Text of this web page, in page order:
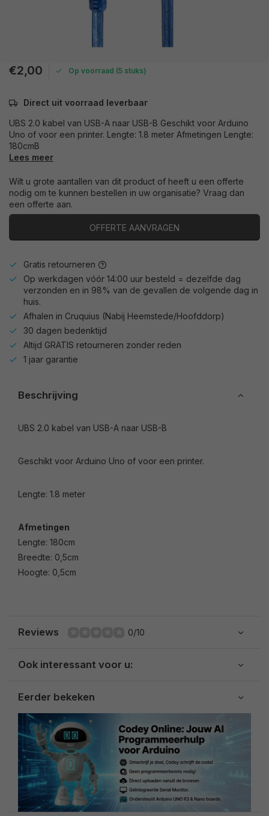
€2,00 Op voorraad (5 stuks)
Direct uit voorraad leverbaar
UBS 2.0 kabel van USB-A naar USB-B Geschikt voor Arduino
Uno of voor een printer. Lengte: 1.8 meter Afmetingen Lengte:
180cmB
Lees meer
Wilt u grote aantallen van dit product of heeft u een offerte
nodig om te kunnen bestellen in uw organisatie? Vraag dan
een offerte aan.
OFFERTE AANVRAGEN
Gratis retourneren
Op werkdagen vóór 14:00 uur besteld = dezelfde dag
verzonden en in 98% van de gevallen de volgende dag in
huis.
Afhalen in Cruquius (Nabij Heemstede/Hoofddorp)
30 dagen bedenktijd
Altijd GRATIS retourneren zonder reden
1 jaar garantie
Beschrijving
UBS 2.0 kabel van USB-A naar USB-B
Geschikt voor Arduino Uno of voor een printer.
Lengte: 1.8 meter
Afmetingen
Lengte: 180cm
Breedte: 0,5cm
Hoogte: 0,5cm
Reviews 0/10
Ook interessant voor u:
Eerder bekeken